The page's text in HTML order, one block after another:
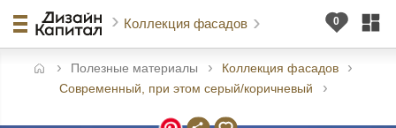
Коллекция фасадов
Полезные материалы
Коллекция фасадов
Современный, при этом серый/коричневый